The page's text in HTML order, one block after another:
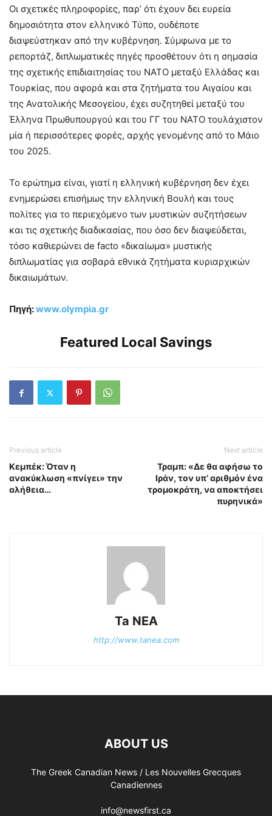
Οι σχετικές πληροφορίες, παρ’ ότι έχουν δει ευρεία
δημοσιότητα στον ελληνικό Τύπο, ουδέποτε
διαψεύστηκαν από την κυβέρνηση. Σύμφωνα με το
ρεπορτάζ, διπλωματικές πηγές προσθέτουν ότι η σημασία
της σχετικής επιδιαιτησίας του ΝΑΤΟ μεταξύ Ελλάδας και
Τουρκίας, που αφορά και στα ζητήματα του Αιγαίου και
της Ανατολικής Μεσογείου, έχει συζητηθεί μεταξύ του
Έλληνα Πρωθυπουργού και του ΓΓ του ΝΑΤΟ τουλάχιστον
μία ή περισσότερες φορές, αρχής γενομένης από το Μάιο
του 2025.
Το ερώτημα είναι, γιατί η ελληνική κυβέρνηση δεν έχει
ενημερώσει επισήμως την ελληνική Βουλή και τους
πολίτες για το περιεχόμενο των μυστικών συζητήσεων
και τις σχετικής διαδικασίας, που όσο δεν διαψεύδεται,
τόσο καθιερώνει de facto «δικαίωμα» μυστικής
διπλωματίας για σοβαρά εθνικά ζητήματα κυριαρχικών
δικαιωμάτων.
Πηγή:www.olympia.gr
Featured Local Savings
Previous article
Κεμπέκ: Όταν η
ανακύκλωση «πνίγει» την
αλήθεια…
Next article
Τραμπ: «Δε θα αφήσω το
Ιράν, τον υπ’ αριθμόν ένα
τρομοκράτη, να αποκτήσει
πυρηνικά»
Ta NEA
http://www.tanea.com
ABOUT US
The Greek Canadian News / Les Nouvelles Grecques
Canadiennes
info@newsfirst.ca